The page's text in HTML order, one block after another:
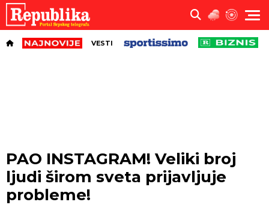
VESTI
PAO INSTAGRAM! Veliki broj
ljudi širom sveta prijavljuje
probleme!